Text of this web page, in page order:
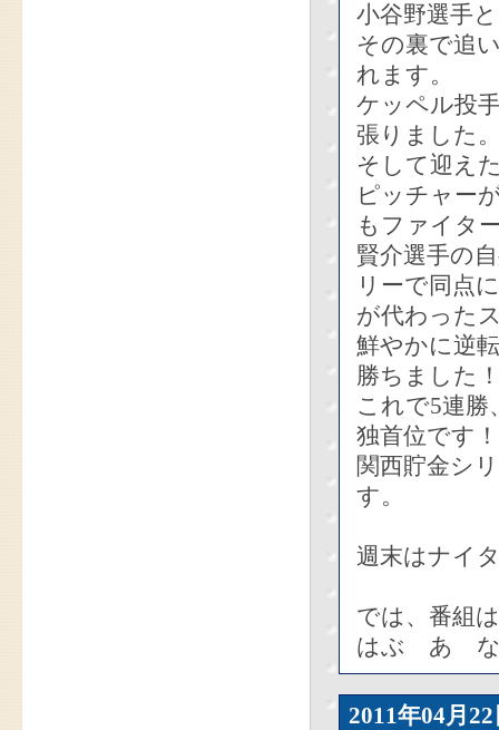
小谷野選手
その裏で追
れます。
ケッペル投
張りました
そして迎え
ピッチャー
もファイタ
賢介選手の
リーで同点
が代わった
鮮やかに逆
勝ちまし
これで5連
独首位です！
関西貯金シ
す。
週末はナイ
では、番組
はぶ あ な
2011年04